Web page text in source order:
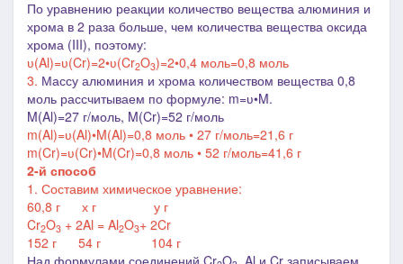
По уравнению реакции количество вещества алюминия и
хрома в 2 раза больше, чем количества вещества оксида
хрома (III), поэтому:
ʋ(Al)=ʋ(Cr)=2•ʋ(Cr2O3)=2•0,4 моль=0,8 моль
3. Массу алюминия и хрома количеством вещества 0,8
моль рассчитываем по формуле: m=ʋ•M.
M(Al)=27 г/моль, M(Cr)=52 г/моль
m(Al)=ʋ(Al)•M(Al)=0,8 моль • 27 г/моль=21,6 г
m(Cr)=ʋ(Cr)•M(Cr)=0,8 моль • 52 г/моль=41,6 г
2-й способ
1. Составим химическое уравнение:
60,8 г х г у г
Cr2O3 + 2Al = Al2O3+ 2Cr
152 г 54 г 104 г
Над формулами соединений Cr O , Al и Cr записываем